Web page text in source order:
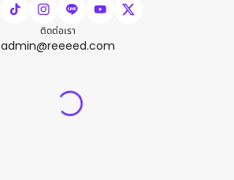
ติดต่อเรา
admin@reeeed.com